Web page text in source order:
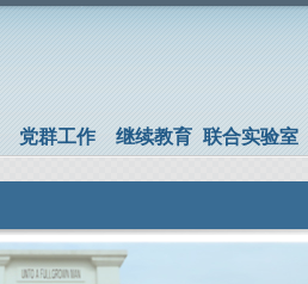
党群工作 继续教育 联合实验室